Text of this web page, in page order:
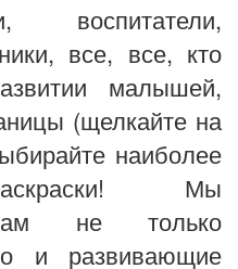
воспитатели,
все, все, кто
малышей,
(щелкайте на
наиболее
Мы
не только
и развивающие